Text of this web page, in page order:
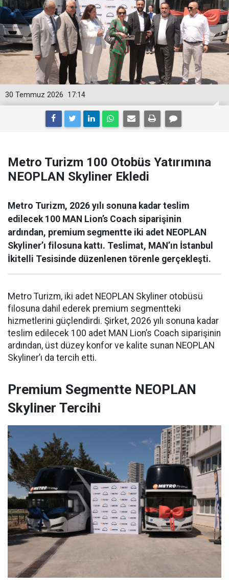
17:14
30 Temmuz 2026
Metro Turizm 100 Otobüs Yatırımına
NEOPLAN Skyliner Ekledi
Metro Turizm, 2026 yılı sonuna kadar teslim
edilecek 100 MAN Lion’s Coach siparişinin
ardından, premium segmentte iki adet NEOPLAN
Skyliner’ı filosuna kattı. Teslimat, MAN’ın İstanbul
İkitelli Tesisinde düzenlenen törenle gerçekleşti.
Metro Turizm, iki adet NEOPLAN Skyliner otobüsü
filosuna dahil ederek premium segmentteki
hizmetlerini güçlendirdi. Şirket, 2026 yılı sonuna kadar
teslim edilecek 100 adet MAN Lion’s Coach siparişinin
ardından, üst düzey konfor ve kalite sunan NEOPLAN
Skyliner’ı da tercih etti.
Premium Segmentte NEOPLAN
Skyliner Tercihi